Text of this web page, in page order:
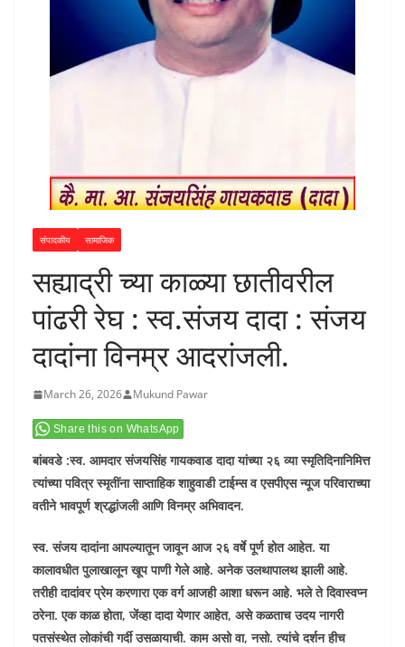
संपादकीय सामाजिक
सह्याद्री च्या काळ्या छातीवरील
पांढरी रेघ : स्व.संजय दादा : संजय
दादांना विनम्र आदरांजली.
March 26, 2026 Mukund Pawar
Share this on WhatsApp
बांबवडे :स्व. आमदार संजयसिंह गायकवाड दादा यांच्या २६ व्या स्मृतिदिनानिमित्त
त्यांच्या पवित्र स्मृतींना साप्ताहिक शाहुवाडी टाईम्स व एसपीएस न्यूज परिवाराच्या
वतीने भावपूर्ण श्रद्धांजली आणि विनम्र अभिवादन.
स्व. संजय दादांना आपल्यातून जावून आज २६ वर्षे पूर्ण होत आहेत. या
कालावधीत पुलाखालून खूप पाणी गेले आहे. अनेक उलथापालथ झाली आहे.
तरीही दादांवर प्रेम करणारा एक वर्ग आजही आशा धरून आहे. भले ते दिवास्वप्न
ठरेना. एक काळ होता, जेंव्हा दादा येणार आहेत, असे कळताच उदय नागरी
पतसंस्थेत लोकांची गर्दी उसळायाची. काम असो वा, नसो. त्यांचे दर्शन हीच